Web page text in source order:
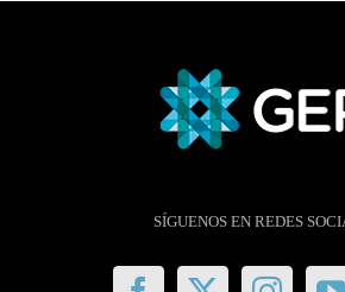
SÍGUENOS EN REDES